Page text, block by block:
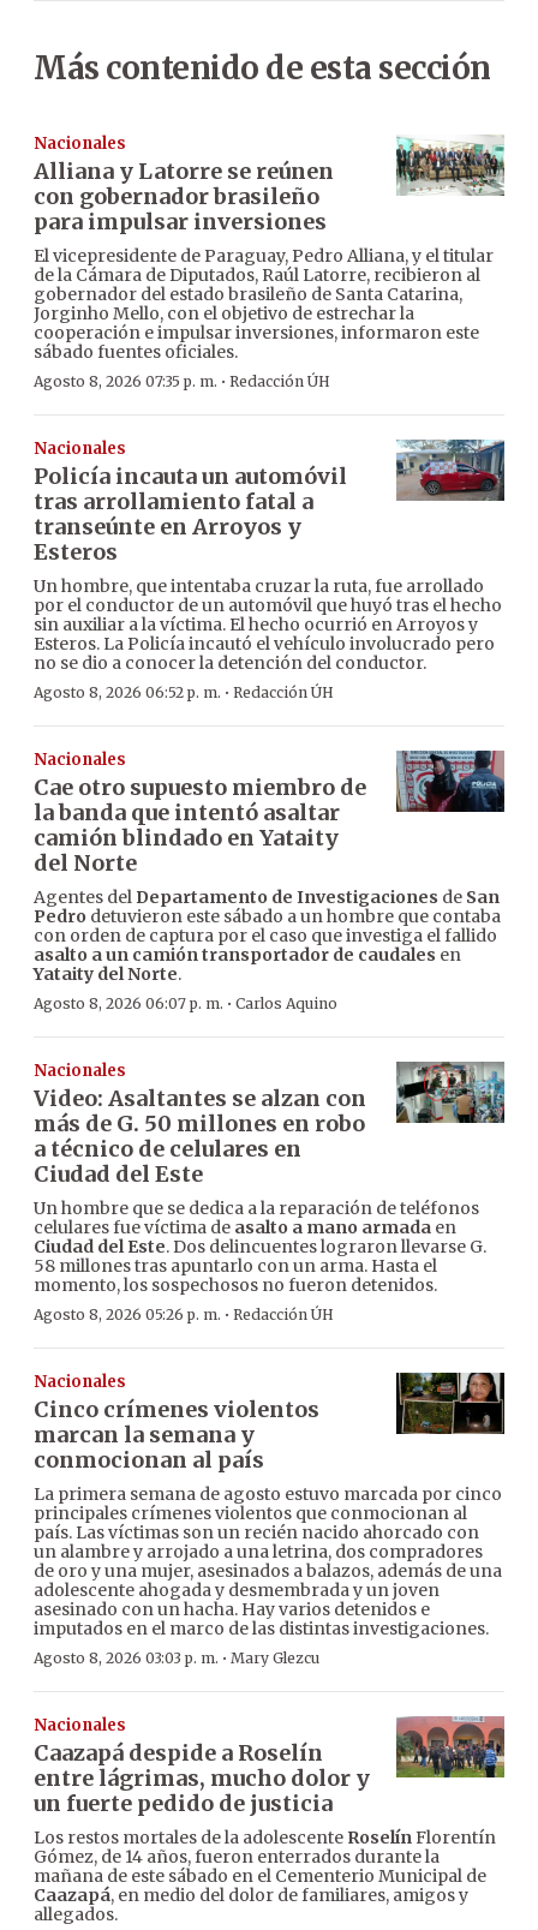
Más contenido de esta sección
Nacionales
Alliana y Latorre se reúnen
con gobernador brasileño
para impulsar inversiones
El vicepresidente de Paraguay, Pedro Alliana, y el titular
de la Cámara de Diputados, Raúl Latorre, recibieron al
gobernador del estado brasileño de Santa Catarina,
Jorginho Mello, con el objetivo de estrechar la
cooperación e impulsar inversiones, informaron este
sábado fuentes oficiales.
Agosto 8, 2026 07:35 p. m. · Redacción ÚH
Nacionales
Policía incauta un automóvil
tras arrollamiento fatal a
transeúnte en Arroyos y
Esteros
Un hombre, que intentaba cruzar la ruta, fue arrollado
por el conductor de un automóvil que huyó tras el hecho
sin auxiliar a la víctima. El hecho ocurrió en Arroyos y
Esteros. La Policía incautó el vehículo involucrado pero
no se dio a conocer la detención del conductor.
Agosto 8, 2026 06:52 p. m. · Redacción ÚH
Nacionales
Cae otro supuesto miembro de
la banda que intentó asaltar
camión blindado en Yataity
del Norte
Agentes del Departamento de Investigaciones de San
Pedro detuvieron este sábado a un hombre que contaba
con orden de captura por el caso que investiga el fallido
asalto a un camión transportador de caudales en
Yataity del Norte.
Agosto 8, 2026 06:07 p. m. · Carlos Aquino
Nacionales
Video: Asaltantes se alzan con
más de G. 50 millones en robo
a técnico de celulares en
Ciudad del Este
Un hombre que se dedica a la reparación de teléfonos
celulares fue víctima de asalto a mano armada en
Ciudad del Este. Dos delincuentes lograron llevarse G.
58 millones tras apuntarlo con un arma. Hasta el
momento, los sospechosos no fueron detenidos.
Agosto 8, 2026 05:26 p. m. · Redacción ÚH
Nacionales
Cinco crímenes violentos
marcan la semana y
conmocionan al país
La primera semana de agosto estuvo marcada por cinco
principales crímenes violentos que conmocionan al
país. Las víctimas son un recién nacido ahorcado con
un alambre y arrojado a una letrina, dos compradores
de oro y una mujer, asesinados a balazos, además de una
adolescente ahogada y desmembrada y un joven
asesinado con un hacha. Hay varios detenidos e
imputados en el marco de las distintas investigaciones.
Agosto 8, 2026 03:03 p. m. · Mary Glezcu
Nacionales
Caazapá despide a Roselín
entre lágrimas, mucho dolor y
un fuerte pedido de justicia
Los restos mortales de la adolescente RoselínFlorentín
Gómez, de 14 años, fueron enterrados durante la
mañana de este sábado en el Cementerio Municipal de
Caazapá, en medio del dolor de familiares, amigos y
allegados.